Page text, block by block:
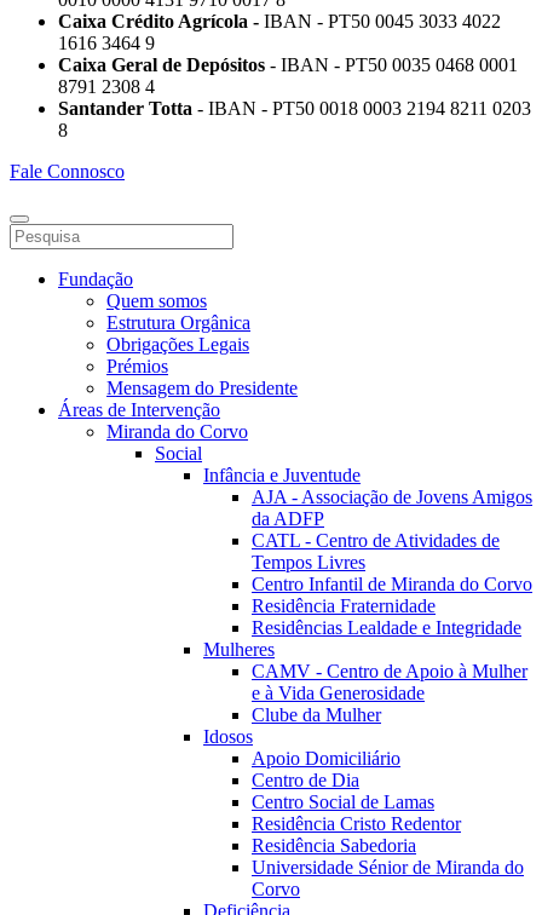
Caixa Crédito Agrícola - IBAN - PT50 0045 3033 4022
1616 3464 9
Caixa Geral de Depósitos - IBAN - PT50 0035 0468 0001
8791 2308 4
Santander Totta - IBAN - PT50 0018 0003 2194 8211 0203
8
Fale Connosco
Fundação
Quem somos
Estrutura Orgânica
Obrigações Legais
Prémios
Mensagem do Presidente
Áreas de Intervenção
Miranda do Corvo
Social
Infância e Juventude
AJA - Associação de Jovens Amigos
da ADFP
CATL - Centro de Atividades de
Tempos Livres
Centro Infantil de Miranda do Corvo
Residência Fraternidade
Residências Lealdade e Integridade
Mulheres
CAMV - Centro de Apoio à Mulher
e à Vida Generosidade
Clube da Mulher
Idosos
Apoio Domiciliário
Centro de Dia
Centro Social de Lamas
Residência Cristo Redentor
Residência Sabedoria
Universidade Sénior de Miranda do
Corvo
Deficiência